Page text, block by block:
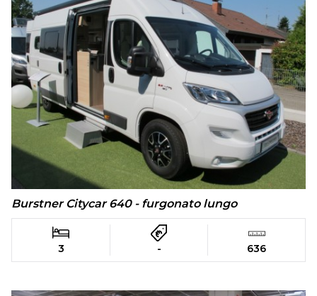
Burstner Citycar 640 - furgonato lungo
3 - 636